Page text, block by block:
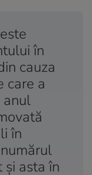
în
cauza
care a
în
şi asta în